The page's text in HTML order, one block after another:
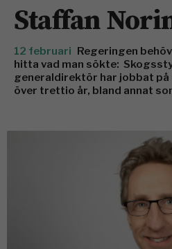
Staffan
12 februari Regeringen
hitta vad man sökte:
generaldirektör har jobbat på
över trettio år, bland annat